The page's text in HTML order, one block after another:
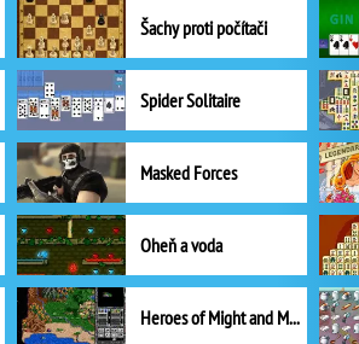
Šachy proti počítači
Spider Solitaire
Masked Forces
Oheň a voda
Heroes of Might and Magic II